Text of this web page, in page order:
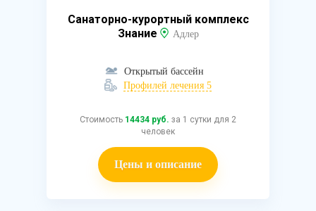
Санаторно-курортный комплекс
Знание
Адлер
Открытый бассейн
Профилей лечения 5
Стоимость 14434 руб. за 1 сутки для 2
человек
Цены и описание